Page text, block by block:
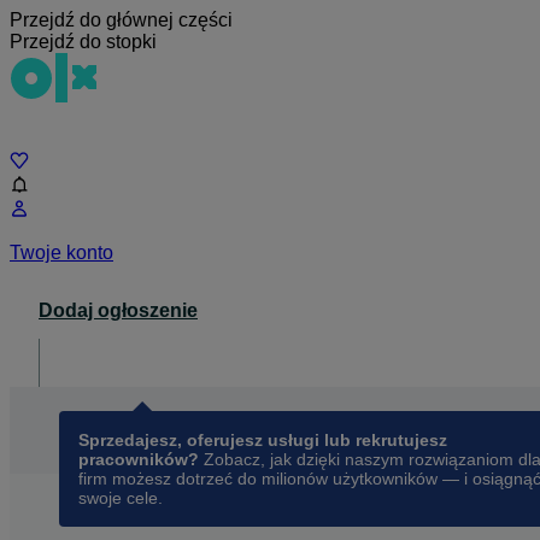
Przejdź do głównej części
Przejdź do stopki
Twoje konto
Dodaj ogłoszenie
Sprzedajesz, oferujesz usługi lub rekrutujesz
pracowników? Zobacz, jak dzięki naszym rozwiązaniom dla
firm możesz dotrzeć do milionów użytkowników — i osiągnąć
swoje cele.